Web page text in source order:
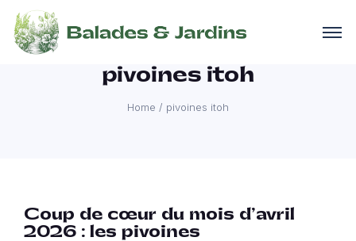
pivoines itoh
Home / pivoines itoh
Coup de cœur du mois d’avril
2026 : les pivoines